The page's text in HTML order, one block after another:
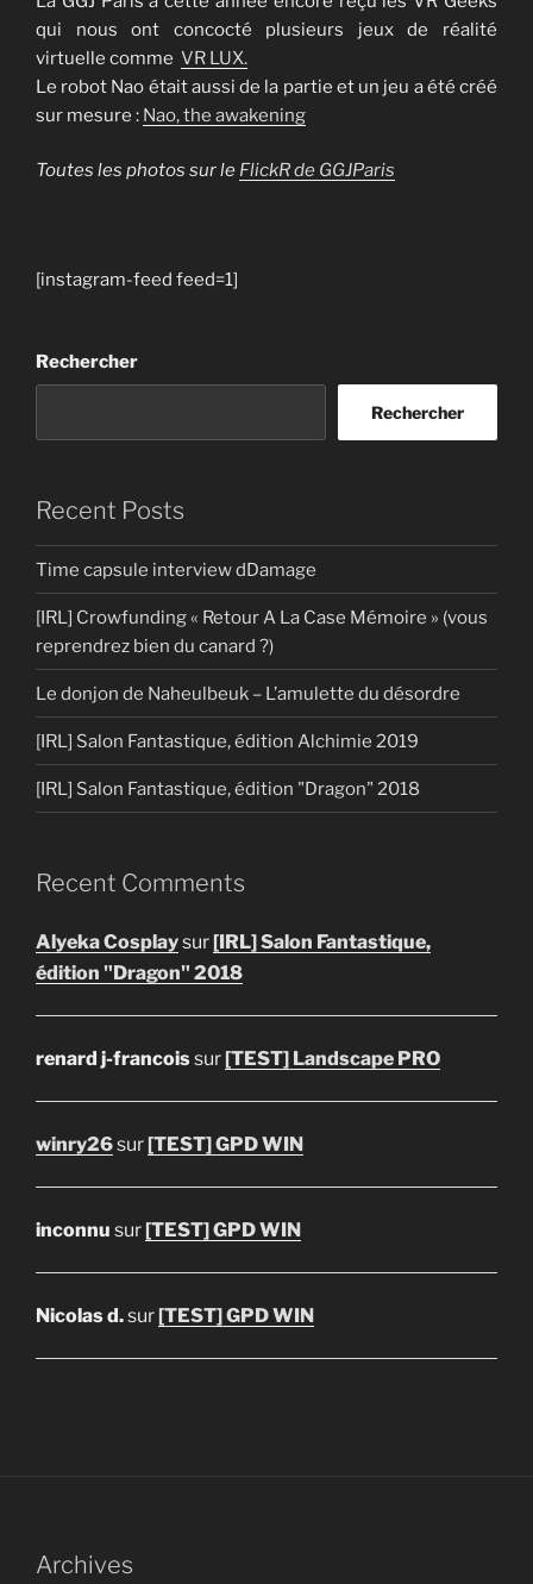
qui nous ont concocté plusieurs jeux de réalité
virtuelle comme VR LUX.
Le robot Nao était aussi de la partie et un jeu a été créé
sur mesure : Nao, the awakening
Toutes les photos sur le FlickR de GGJParis
[instagram-feed feed=1]
Rechercher
Rechercher
Recent Posts
Time capsule interview dDamage
[IRL] Crowfunding « Retour A La Case Mémoire » (vous
reprendrez bien du canard ?)
Le donjon de Naheulbeuk – L’amulette du désordre
[IRL] Salon Fantastique, édition Alchimie 2019
[IRL] Salon Fantastique, édition "Dragon" 2018
Recent Comments
Alyeka Cosplaysur[IRL] Salon Fantastique,
édition "Dragon" 2018
renard j-francoissur[TEST] Landscape PRO
winry26sur[TEST] GPD WIN
inconnu sur[TEST] GPD WIN
Nicolas d.sur[TEST] GPD WIN
Archives